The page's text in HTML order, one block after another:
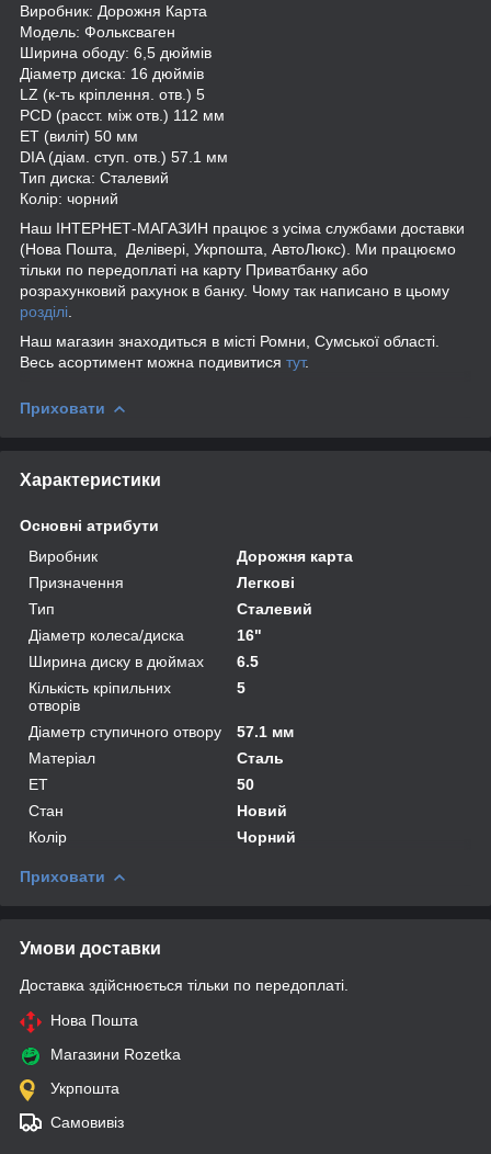
Виробник: Дорожня Карта
Модель: Фольксваген
Ширина ободу: 6,5 дюймів
Діаметр диска: 16 дюймів
LZ (к-ть кріплення. отв.) 5
PCD (расст. між отв.) 112 мм
ET (виліт) 50 мм
DIA (діам. ступ. отв.) 57.1 мм
Тип диска: Сталевий
Колір: чорний
Наш ІНТЕРНЕТ-МАГАЗИН працює з усіма службами доставки
(Нова Пошта, Делівері, Укрпошта, АвтоЛюкс). Ми працюємо
тільки по передоплаті на карту Приватбанку або
розрахунковий рахунок в банку. Чому так написано в цьому
розділі
Наш магазин знаходиться в місті Ромни, Сумської області.
Весь асортимент можна подивитися тут.
Приховати
Характеристики
Основні атрибути
Виробник
Дорожня карта
Призначення
Легкові
Тип
Сталевий
Діаметр колеса/диска
16"
Ширина диску в дюймах
6.5
Кількість кріпильних
отворів
5
Діаметр ступичного отвору
57.1 мм
Матеріал
Сталь
ET
50
Стан
Новий
Колір
Чорний
Приховати
Умови доставки
Доставка здійснюється тільки по передоплаті.
Нова Пошта
Магазини Rozetka
Укрпошта
Самовивіз